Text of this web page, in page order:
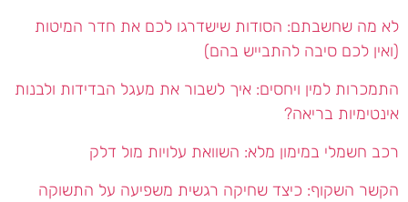
לא מה שחשבתם: הסודות שישדרגו לכם את חדר המיטות
(ואין לכם סיבה להתבייש בהם)
התמכרות למין ויחסים: איך לשבור את מעגל הבדידות ולבנות
אינטימיות בריאה?
רכב חשמלי במימון מלא: השוואת עלויות מול דלק
הקשר השקוף: כיצד שחיקה רגשית משפיעה על התשוקה